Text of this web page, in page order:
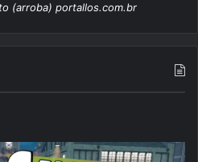
(arroba) portallos.com.br